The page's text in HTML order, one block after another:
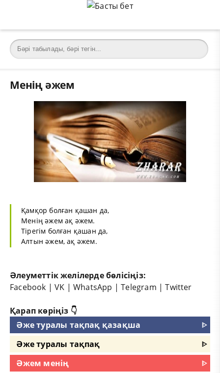
Менің әжем
Қамқор болған қашан да,
Менің әжем ақ әжем.
Тірегім болған қашан да,
Алтын әжем, ақ әжем.
Әлеуметтік желілерде бөлісіңіз:
Facebook |VK |WhatsApp |Telegram |Twitter
Қарап көріңіз 👇
Әже туралы тақпақ қазақша
ᐈ
Әже туралы тақпақ
ᐈ
Әжем менің
ᐈ